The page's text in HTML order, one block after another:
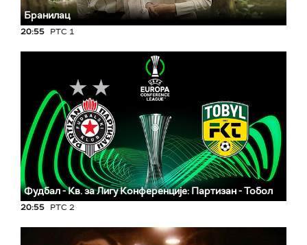
Бранилац
20:55 РТС 1
Фудбал - Кв. за Лигу Конференције: Партизан - Тобол
20:55 РТС 2